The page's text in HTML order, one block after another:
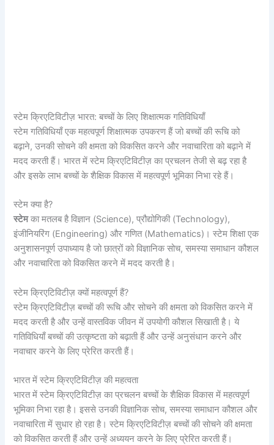
स्टेम क्रिएटिविटीज़ भारत: बच्चों के लिए शिक्षात्मक गतिविधियाँ
स्टेम गतिविधियाँ एक महत्वपूर्ण शिक्षात्मक उपकरण हैं जो बच्चों की रूचि को
बढ़ाने, उनकी सोचने की क्षमता को विकसित करने और नवाचारिता को बढ़ाने में
मदद करती हैं। भारत में स्टेम क्रिएटिविटीज़ का प्रचलन तेजी से बढ़ रहा है
और इसके लाभ बच्चों के शैक्षिक विकास में महत्वपूर्ण भूमिका निभा रहे हैं।
स्टेम क्या है?
स्टेमका मतलब है विज्ञान (Science), प्रौद्योगिकी (Technology),
इंजीनियरिंग (Engineering) और गणित (Mathematics)। स्टेम शिक्षा एक
अनुशासनपूर्ण उपाध्याय है जो छात्रों को विज्ञानिक सोच, समस्या समाधान कौशल
और नवाचारिता को विकसित करने में मदद करती है।
स्टेम क्रिएटिविटीज़ क्यों महत्वपूर्ण हैं?
स्टेम क्रिएटिविटीज़ बच्चों की रूचि और सोचने की क्षमता को विकसित करने में
मदद करती है और उन्हें वास्तविक जीवन में उपयोगी कौशल सिखाती है। ये
गतिविधियाँ बच्चों की उत्कृष्टता को बढ़ाती हैं और उन्हें अनुसंधान करने और
नवाचार करने के लिए प्रेरित करती हैं।
भारत में स्टेम क्रिएटिविटीज़ की महत्वता
भारत में स्टेम क्रिएटिविटीज़ का प्रचलन बच्चों के शैक्षिक विकास में महत्वपूर्ण
भूमिका निभा रहा है। इससे उनकी विज्ञानिक सोच, समस्या समाधान कौशल और
नवाचारिता में सुधार हो रहा है। स्टेम क्रिएटिविटीज़ बच्चों की सोचने की क्षमता
को विकसित करती हैं और उन्हें अध्ययन करने के लिए प्रेरित करती हैं।